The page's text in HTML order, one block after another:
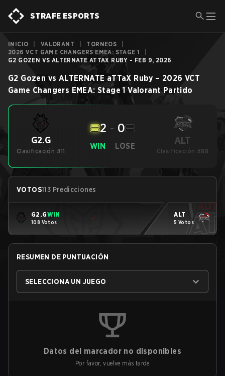
STRAFE ESPORTS
INICIO VALORANT TORNEOS
2026 VCT GAME CHANGERS EMEA: STAGE 1
G2 GOZEN VS ALTERNATE ATTAX RUBY - FEB 9, 2026
G2 Gozen vs ALTERNATE aTTaX Ruby – 2026 VCT
Game Changers EMEA: Stage 1 Valorant Partido
G2.G
Clasificación #11
WIN
2 - 0
LOSE ALT
Clasificación #88
VOTOS113 Predicciones
G2.GWIN
108 Votos
ALT
5 Votos
RESUMEN DE PUNTUACIÓN
SELECCIONA UN JUEGO
Datos del marcador no disponibles
Por favor, vuelve más tarde